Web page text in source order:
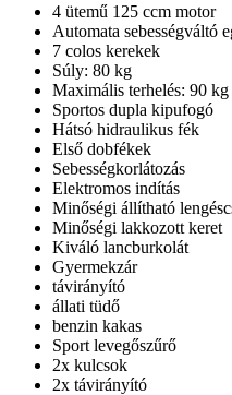
4 ütemű 125 ccm motor
Automata sebességváltó
7 colos kerekek
Súly: 80 kg
Maximális terhelés: 90 kg
Sportos dupla kipufogó
Hátsó hidraulikus fék
Első dobfékek
Sebességkorlátozás
Elektromos indítás
Minőségi állítható
Minőségi lakkozott keret
Kiváló lancburkolát
Gyermekzár
távirányító
állati tüdő
benzin kakas
Sport levegőszűrő
2x kulcsok
2x távirányító